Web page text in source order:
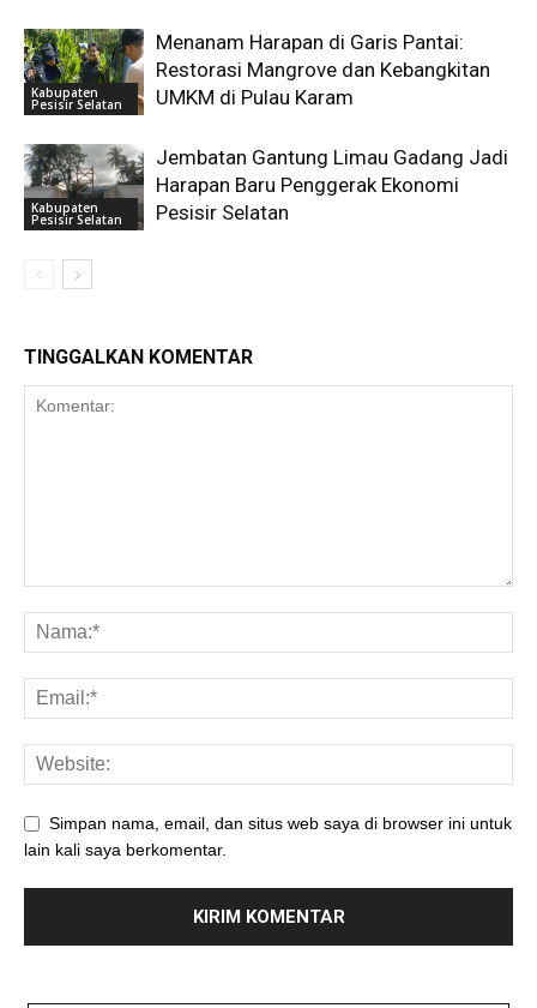
Kabupaten
Pesisir Selatan
Menanam Harapan di Garis Pantai:
Restorasi Mangrove dan Kebangkitan
UMKM di Pulau Karam
Kabupaten
Pesisir Selatan
Jembatan Gantung Limau Gadang Jadi
Harapan Baru Penggerak Ekonomi
Pesisir Selatan
TINGGALKAN KOMENTAR
Simpan nama, email, dan situs web saya di browser ini untuk
lain kali saya berkomentar.